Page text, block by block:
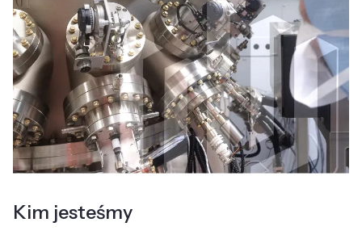
Kim jesteśmy